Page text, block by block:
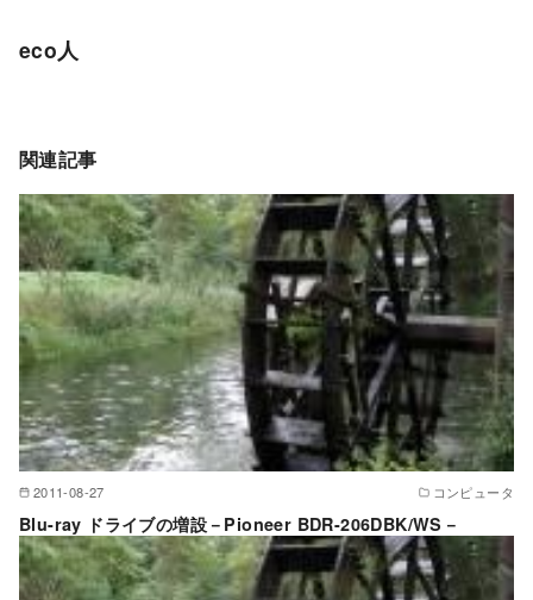
eco人
関連記事
2011-08-27 コンピュータ
Blu-ray ドライブの増設－Pioneer BDR-206DBK/WS－